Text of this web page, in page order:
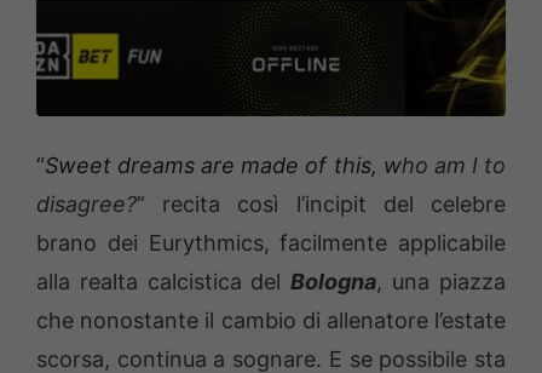
“Sweet dreams are made of this, who am I to
disagree?” recita così l’incipit del celebre
brano dei Eurythmics, facilmente applicabile
alla realta calcistica delBologna, una piazza
che nonostante il cambio di allenatore l’estate
scorsa, continua a sognare. E se possibile sta